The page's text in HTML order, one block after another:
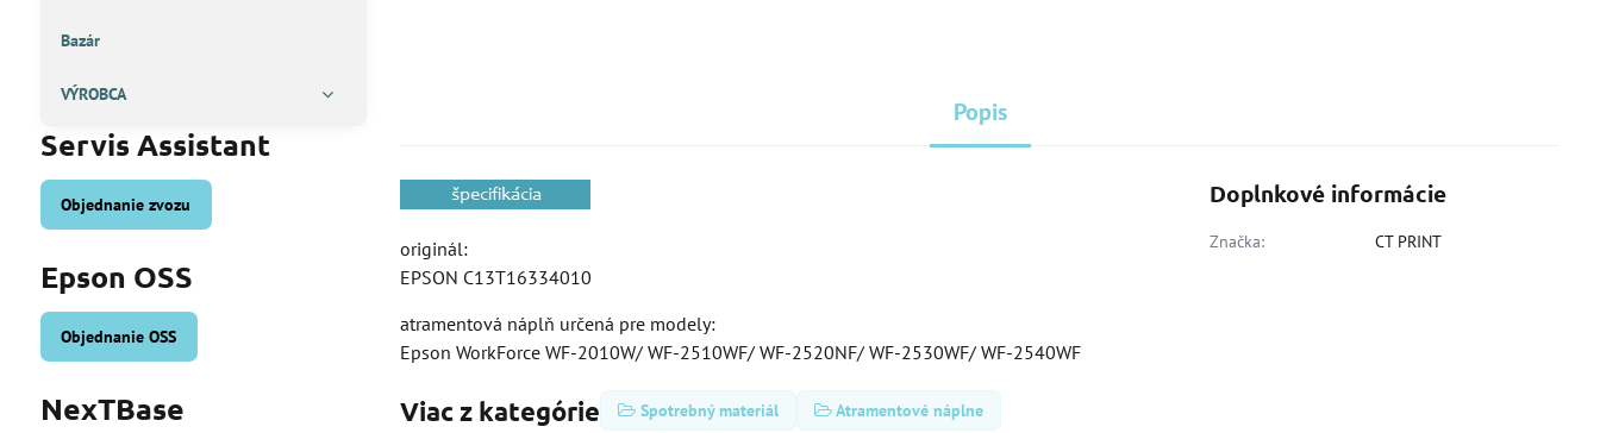
Popis
originál:
EPSON C13T16334010
atramentová náplň určená pre modely:
Epson WorkForce WF-2010W/ WF-2510WF/ WF-2520NF/ WF-2530WF/ WF-2540WF
Viac z kategórie Spotrebný materiál Atramentové náplne
Doplnkové informácie
Značka: CT PRINT
Bazár
VÝROBCA
Servis Assistant
Objednanie zvozu
Epson OSS
Objednanie OSS
NexTBase